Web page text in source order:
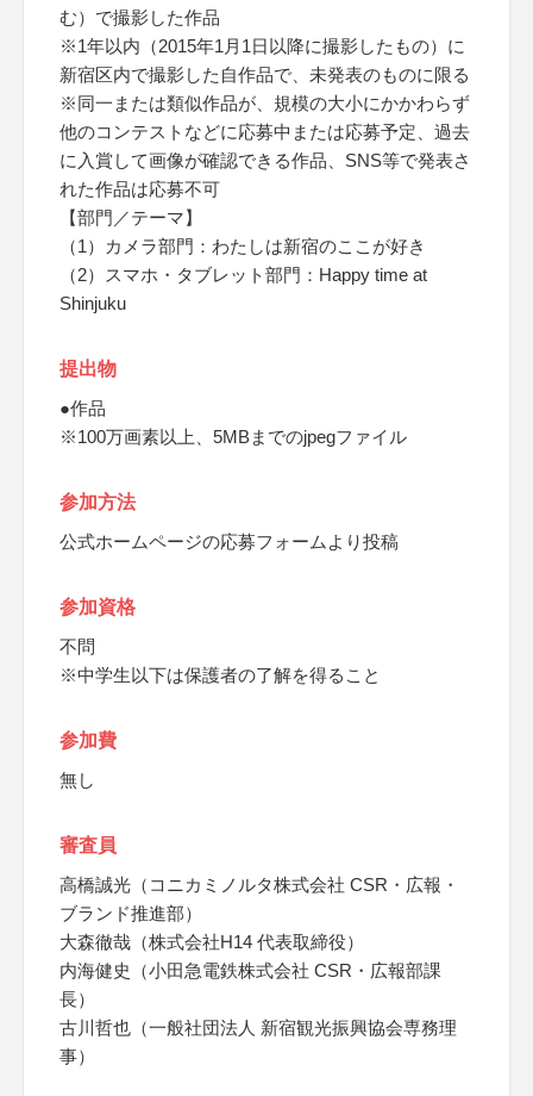
む）で撮影した作品
※1年以内（2015年1月1日以降に撮影したもの）に
新宿区内で撮影した自作品で、未発表のものに限る
※同一または類似作品が、規模の大小にかかわらず
他のコンテストなどに応募中または応募予定、過去
に入賞して画像が確認できる作品、SNS等で発表さ
れた作品は応募不可
【部門／テーマ】
（1）カメラ部門：わたしは新宿のここが好き
（2）スマホ・タブレット部門：Happy time at
Shinjuku
提出物
●作品
※100万画素以上、5MBまでのjpegファイル
参加方法
公式ホームページの応募フォームより投稿
参加資格
不問
※中学生以下は保護者の了解を得ること
参加費
無し
審査員
高橋誠光（コニカミノルタ株式会社 CSR・広報・
ブランド推進部）
大森徹哉（株式会社H14 代表取締役）
内海健史（小田急電鉄株式会社 CSR・広報部課
長）
古川哲也（一般社団法人 新宿観光振興協会専務理
事）